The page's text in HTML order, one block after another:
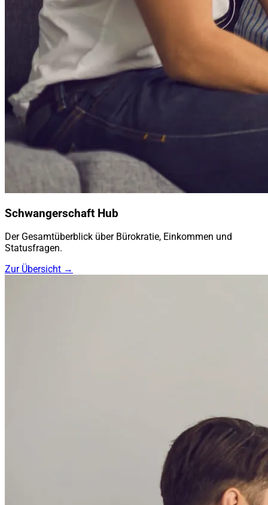
Schwangerschaft Hub
Der Gesamtüberblick über Bürokratie, Einkommen und
Statusfragen.
Zur Übersicht →